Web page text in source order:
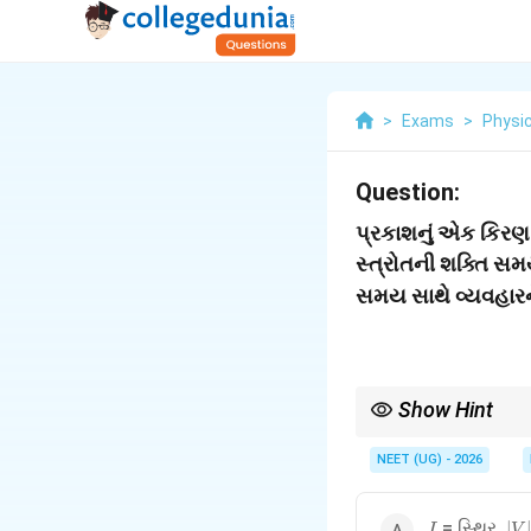
> Exams >
Question:
પ્રકાશનું એક કિરણ
સ્ત્રોતની શક્તિ
સમય સાથે વ્યવહારને
Show Hint
NEET (UG) - 2026
I |V|